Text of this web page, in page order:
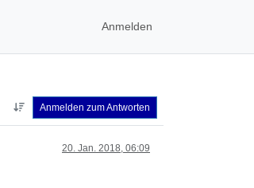
Anmelden
Anmelden zum Antworten
20. Jan. 2018, 06:09